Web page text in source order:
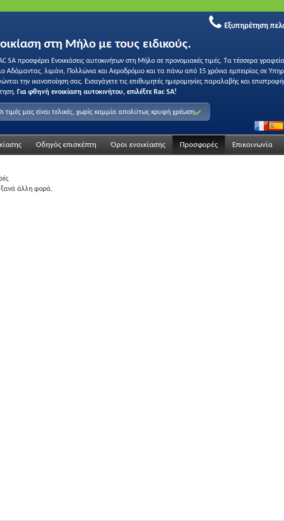
Εξυπηρέτηση
στη Μήλο με τους ειδικούς.
SA προσφέρει Ενοικιάσεις αυτοκινήτων στη Μήλο σε προνομιακές τιμές. Τα τέσσερα
Αδάμαντας, λιμάνι, Πολλώνια και Αεροδρόμιο και τα πάνω από 15 χρόνια εμπειρίας σε
την ικανοποίηση σας. Εισαγάγετε τις επιθυμητές ημερομηνίες παραλαβής και
Για φθηνή ενοικίαση αυτοκινήτου, επιλέξτε Rac SA!
τιμές μας είναι τελικές, χωρίς καμμία απολύτως κρυφή χρέωση
Οδηγός επισκέπτη Όροι ενοικίασης Προσφορές Επικοινωνία
ξανά άλλη φορά.